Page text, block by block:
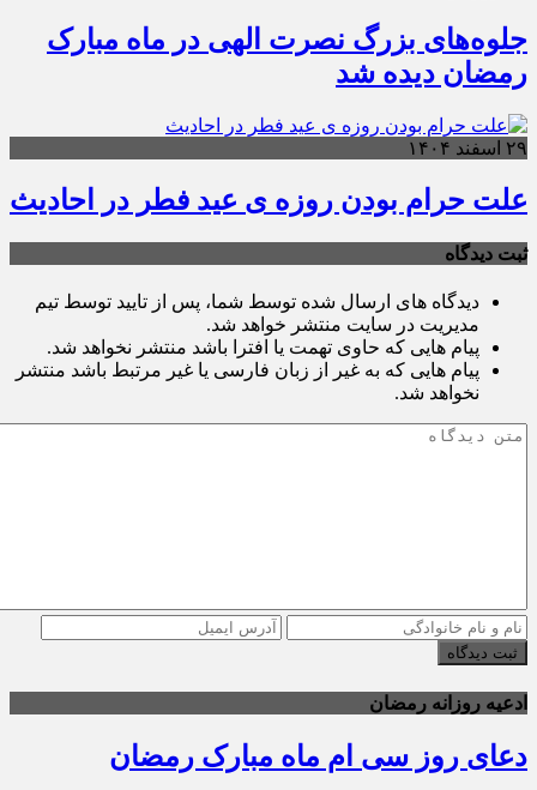
جلوه‌های بزرگ نصرت الهی در ماه مبارک
رمضان دیده شد
۲۹ اسفند ۱۴۰۴
علت حرام بودن روزه ی عید فطر در احادیث
ثبت دیدگاه
دیدگاه های ارسال شده توسط شما، پس از تایید توسط تیم
مدیریت در سایت منتشر خواهد شد.
پیام هایی که حاوی تهمت یا افترا باشد منتشر نخواهد شد.
پیام هایی که به غیر از زبان فارسی یا غیر مرتبط باشد منتشر
نخواهد شد.
ثبت دیدگاه
ادعیه روزانه رمضان
دعای روز سی ام ماه مبارک رمضان